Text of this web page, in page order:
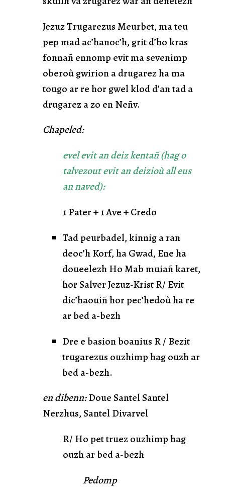
Jezuz Trugarezus Meurbet, ma teu
pep mad ac’hanoc’h, grit d’ho kras
fonnañ ennomp evit ma sevenimp
oberoù gwirion a drugarez ha ma
tougo ar re hor gwel klod d’an tad a
drugarez a zo en Neñv.
Chapeled:
evel evit an deiz kentañ (hag o
talvezout evit an deizioù all eus
an naved):
1 Pater + 1 Ave + Credo
Tad peurbadel, kinnig a ran
deoc’h Korf, ha Gwad, Ene ha
doueelezh Ho Mab muiañ karet,
hor Salver Jezuz-Krist R/ Evit
dic’haouiñ hor pec’hedoù ha re
ar bed a-bezh
Dre e basion boanius R / Bezit
trugarezus ouzhimp hag ouzh ar
bed a-bezh.
en dibenn:Doue Santel Santel
Nerzhus, Santel Divarvel
R/ Ho pet truez ouzhimp hag
ouzh ar bed a-bezh
Pedomp